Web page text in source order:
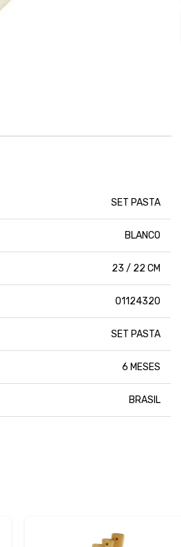
SET PASTA
BLANCO
23 / 22 CM
01124320
SET PASTA
6 MESES
BRASIL